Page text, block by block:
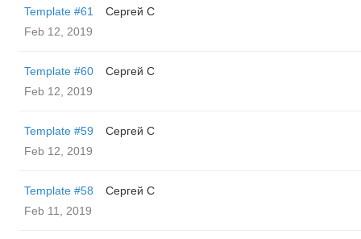
Template #61
Сергей С
Feb 12, 2019
Template #60
Сергей С
Feb 12, 2019
Template #59
Сергей С
Feb 12, 2019
Template #58
Сергей С
Feb 11, 2019